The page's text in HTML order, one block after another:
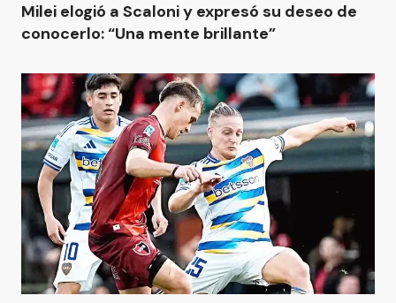
Milei elogió a Scaloni y expresó su deseo de
conocerlo: “Una mente brillante”